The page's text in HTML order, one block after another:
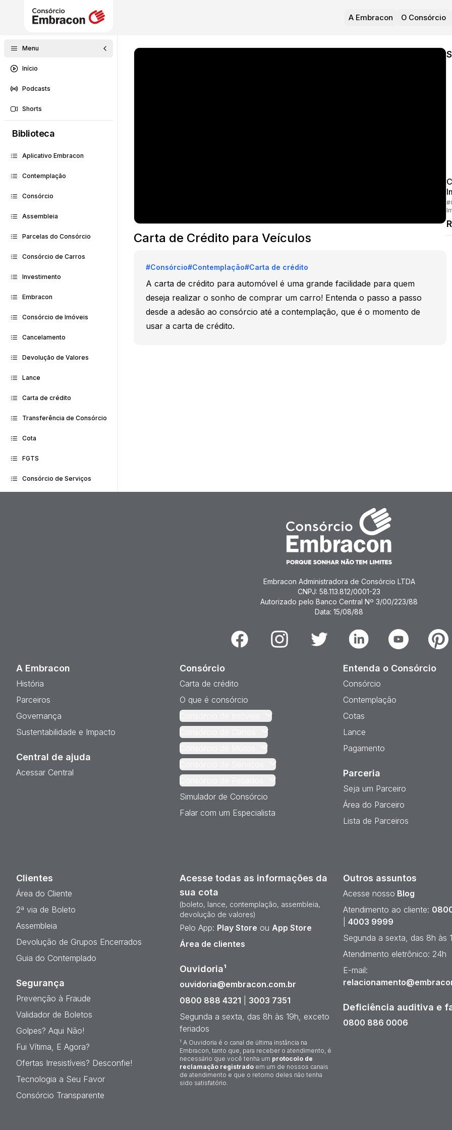
A Embracon O Consórcio
Menu
Início
Podcasts
Shorts
Biblioteca
Aplicativo Embracon
Contemplação
Consórcio
Assembleia
Parcelas do Consórcio
Consórcio de Carros
Investimento
Embracon
Consórcio de Imóveis
Cancelamento
Devolução de Valores
Lance
Carta de crédito
Transferência de Consórcio
Cota
FGTS
Consórcio de Serviços
Carta de Crédito para Veículos
#Consórcio#Contemplação#Carta de crédito
A carta de crédito para automóvel é uma grande facilidade para quem
deseja realizar o sonho de comprar um carro! Entenda o passo a passo
desde a adesão ao consórcio até a contemplação, que é o momento de
usar a carta de crédito.
Embracon Administradora de Consórcio LTDA
CNPJ: 58.113.812/0001-23
Autorizado pelo Banco Central Nº 3/00/223/88
Data: 15/08/88
Facebook Instagram Twitter Linkedin Youtube
A Embracon
História
Parceiros
Governança
Sustentabilidade e Impacto
Central de ajuda
Acessar Central
Consórcio
Carta de crédito
O que é consórcio
Simulador de Consórcio
Falar com um Especialista
Entenda o Consórcio
Consórcio
Contemplação
Cotas
Lance
Pagamento
Parceria
Seja um Parceiro
Área do Parceiro
Lista de Parceiros
Clientes
Área do Cliente
2ª via de Boleto
Assembleia
Devolução de Grupos Encerrados
Guia do Contemplado
Segurança
Prevenção à Fraude
Validador de Boletos
Golpes? Aqui Não!
Fui Vítima, E Agora?
Ofertas Irresistíveis? Desconfie!
Tecnologia a Seu Favor
Consórcio Transparente
Acesse todas as informações da
sua cota
(boleto, lance, contemplação, assembleia,
devolução de valores)
Pelo App: Play Store ou App Store
Área de clientes
Ouvidoria¹
ouvidoria@embracon.com.br
0800 888 4321
3003 7351
Segunda a sexta, das 8h às 19h, exceto
feriados
¹ A Ouvidoria é o canal de última instância na
Embracon, tanto que, para receber o atendimento, é
necessário que você tenha um protocolo de
reclamação registrado em um de nossos canais
de atendimento e que o retorno deles não tenha
sido satisfatório.
Outros assuntos
Acesse nosso Blog
Atendimento ao cliente:
4003 9999
Segunda a sexta, das 8h às
Atendimento eletrônico: 24h
E-mail:
Deficiência auditiva e
0800 886 0006